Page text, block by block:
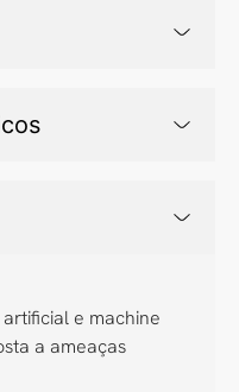
e machine
a ameaças